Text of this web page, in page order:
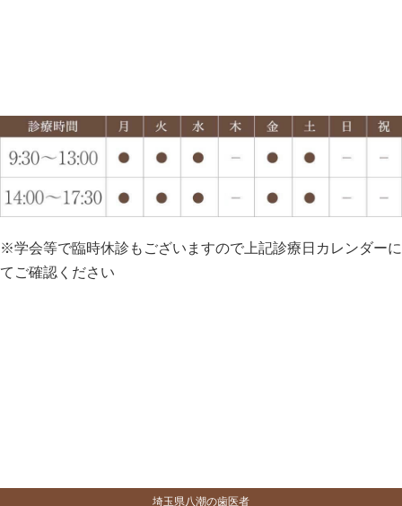
※学会等で臨時休診もございますので上記診療日カレンダーに
てご確認ください
埼玉県八潮の歯医者